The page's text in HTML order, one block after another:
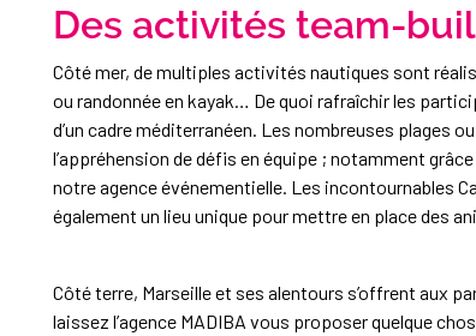
Des activités team-
Côté mer, de multiples activités nautiques sont
ou randonnée en kayak… De quoi rafraîchir les
d’un cadre méditerranéen. Les nombreuses plages
l’appréhension de défis en équipe ; notamment
notre agence événementielle. Les incontournables
également un lieu unique pour mettre en place des
Côté terre, Marseille et ses alentours s’offrent aux
laissez l’agence MADIBA vous proposer quelque